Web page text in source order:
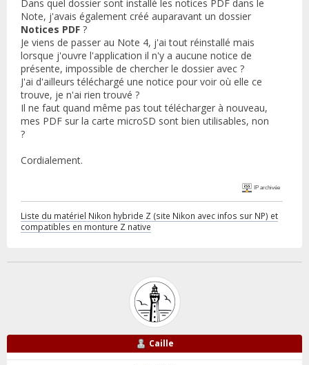
Dans quel dossier sont installé les notices PDF dans le
Note, j'avais également créé auparavant un dossier
Notices PDF ?
Je viens de passer au Note 4, j'ai tout réinstallé mais
lorsque j'ouvre l'application il n'y a aucune notice de
présente, impossible de chercher le dossier avec ?
J'ai d'ailleurs téléchargé une notice pour voir où elle ce
trouve, je n'ai rien trouvé ?
Il ne faut quand même pas tout télécharger à nouveau,
mes PDF sur la carte microSD sont bien utilisables, non
?
Cordialement.
IP archivée
Liste du matériel Nikon hybride Z (site Nikon avec infos sur NP) et
compatibles en monture Z native
Caille